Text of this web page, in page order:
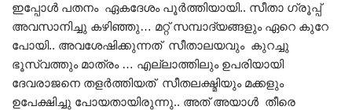
ഇപ്പോൾ പതനം ഏകദേശം പൂർത്തിയായി.. സീതാ ഗ്രൂപ്പ്
അവസാനിച്ചു കഴിഞ്ഞു… മറ്റ് സമ്പാദ്യങ്ങളും ഏറെ കുറേ
പോയി.. അവശേഷിക്കുന്നത് സീതാലയവും കുറച്ചു
ഭൂസ്വത്തും മാത്രം … എല്ലാത്തിലും ഉപരിയായി
ദേവരാജനെ തളർത്തിയത് സീതലക്ഷ്മിയും മക്കളും
ഉപേക്ഷിച്ചു പോയതായിരുന്നു.. അത് അയാൾ തീരെ